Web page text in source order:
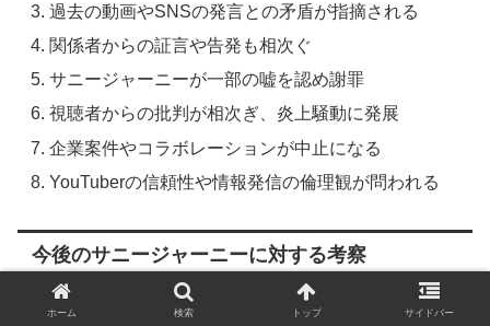
過去の動画やSNSの発言との矛盾が指摘される
関係者からの証言や告発も相次ぐ
サニージャーニーが一部の嘘を認め謝罪
視聴者からの批判が相次ぎ、炎上騒動に発展
企業案件やコラボレーションが中止になる
YouTuberの信頼性や情報発信の倫理観が問われる
今後のサニージャーニーに対する考察
ホーム 検索 トップ サイドバー